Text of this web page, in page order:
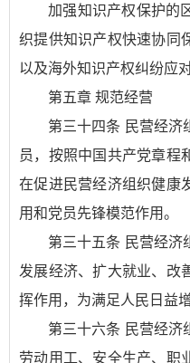
加强知识产权保护的
织提供知识产权快速协同
以及海外知识产权纠纷应
第五章 规范经营
第三十四条 民营经济
员，按照中国共产党章程
在促进民营经济组织健康
用和党员先锋模范作用。
第三十五条 民营经济
发展经济、扩大就业、改
挥作用，为满足人民日益
第三十六条 民营经济
劳动用工、安全生产、职